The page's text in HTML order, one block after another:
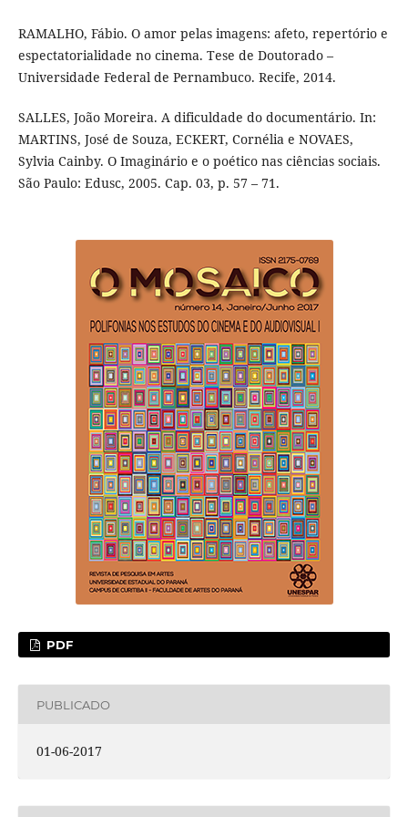
RAMALHO, Fábio. O amor pelas imagens: afeto, repertório e
espectatorialidade no cinema. Tese de Doutorado –
Universidade Federal de Pernambuco. Recife, 2014.
SALLES, João Moreira. A dificuldade do documentário. In:
MARTINS, José de Souza, ECKERT, Cornélia e NOVAES,
Sylvia Cainby. O Imaginário e o poético nas ciências sociais.
São Paulo: Edusc, 2005. Cap. 03, p. 57 – 71.
PDF
PUBLICADO
01-06-2017